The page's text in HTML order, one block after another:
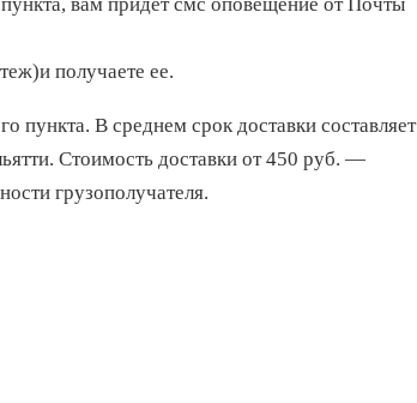
получаете ее.
пункта. В среднем срок доставки составляет
Стоимость доставки от 450 руб. —
грузополучателя.